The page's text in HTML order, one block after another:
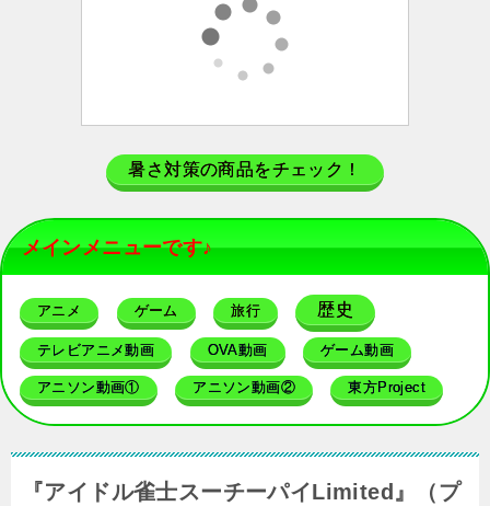
暑さ対策の商品をチェック！
メインメニューです♪
アニメ ゲーム 旅行 歴史
テレビアニメ動画 OVA動画 ゲーム動画
アニソン動画① アニソン動画② 東方Project
『アイドル雀士スーチーパイLimited』（プ